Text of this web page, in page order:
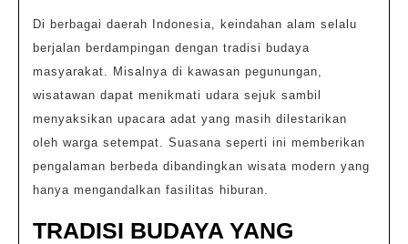
Di berbagai daerah Indonesia, keindahan alam selalu
berjalan berdampingan dengan tradisi budaya
masyarakat. Misalnya di kawasan pegunungan,
wisatawan dapat menikmati udara sejuk sambil
menyaksikan upacara adat yang masih dilestarikan
oleh warga setempat. Suasana seperti ini memberikan
pengalaman berbeda dibandingkan wisata modern yang
hanya mengandalkan fasilitas hiburan.
TRADISI BUDAYA YANG